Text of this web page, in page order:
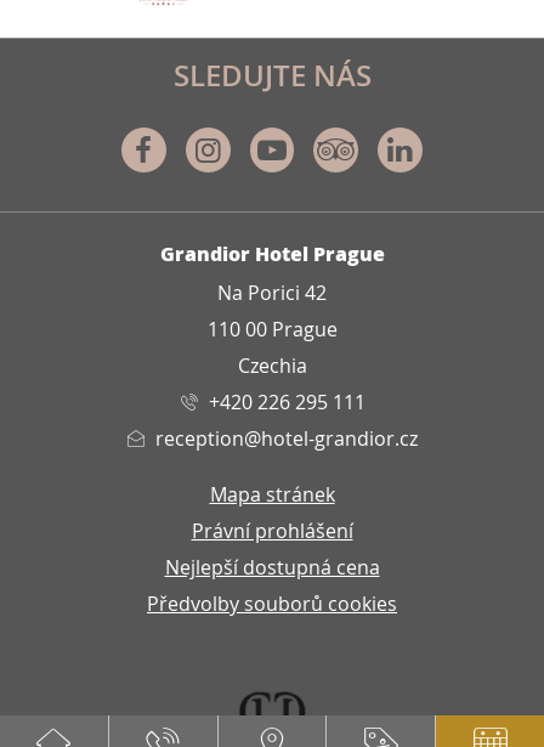
Grandior Hotel Prague
Na Porici 42
110 00 Prague
Czechia
+420 226 295 111
reception@hotel-grandior.cz
Mapa stránek
Právní prohlášení
Nejlepší dostupná cena
Předvolby souborů cookies
SLEDUJTE NÁS
FacebookInstagram
YoutubeTripadvisor
Linkedin